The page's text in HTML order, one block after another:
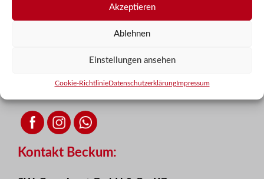
Akzeptieren
Ablehnen
Einstellungen ansehen
Cookie-RichtlinieDatenschutzerklärungImpressum
Kontakt Beckum: